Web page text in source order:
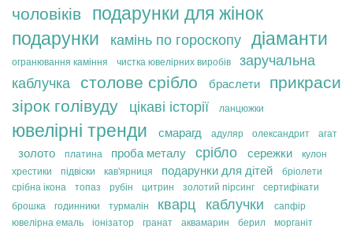
чоловіків подарунки для жінок
подарунки
камінь по гороскопу діаманти
огранювання каміння чистка ювелірних виробів
заручальна
каблучка столове срібло браслети
прикраси
зірок голівуду
цікаві історії ланцюжки
ювелірні тренди смарагд адуляр олександрит агат
золото платина проба металу срібло сережки
кулон
хрестики
підвіски кав'ярниця подарунки для дітей
бріолети
срібна ікона
топаз рубін цитрин золотий пірсинг
сертифікати
брошка
годинники турмалін кварц каблучки
сапфір
ювелірна емаль
іонізатор гранат аквамарин берил
морганіт